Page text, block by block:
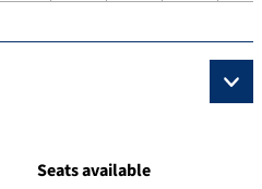
Seats available